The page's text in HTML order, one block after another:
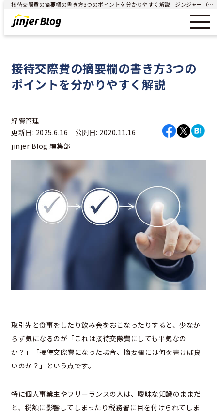
接待交際費の摘要欄の書き方3つのポイントを分かりやすく解説 - ジンジャー（jinjer）｜統合型人事システム
接待交際費の摘要欄の書き方3つの
ポイントを分かりやすく解説
経費管理
更新日: 2025.6.16 公開日: 2020.11.16
jinjer Blog 編集部
取引先と食事をしたり飲み会をおこなったりすると、少なか
らず気になるのが「これは接待交際費にしても平気なの
か？」「接待交際費になった場合、摘要欄には何を書けば良
いのか？」という点です。
特に個人事業主やフリーランスの人は、曖昧な知識のままだ
と、税額に影響してしまったり税務署に目を付けられてしま